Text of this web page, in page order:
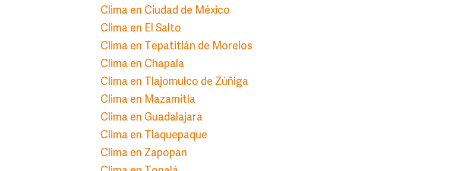
Clima en Ciudad de México
Clima en El Salto
Clima en Tepatitlán de Morelos
Clima en Chapala
Clima en Tlajomulco de Zúñiga
Clima en Mazamitla
Clima en Guadalajara
Clima en Tlaquepaque
Clima en Zapopan